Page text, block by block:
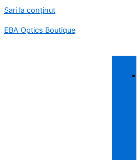
Sari la conținut
EBA Optics Boutique